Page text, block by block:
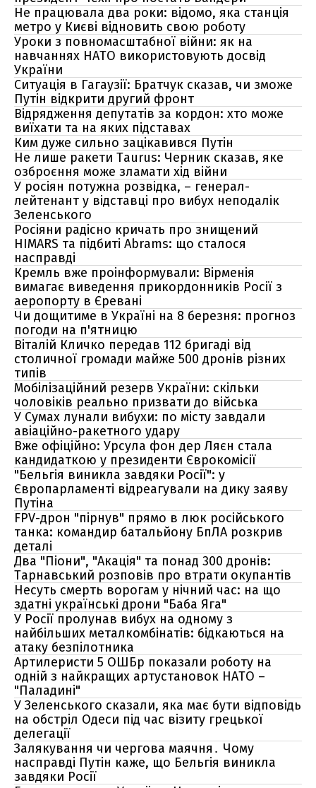
Не працювала два роки: відомо, яка станція
метро у Києві відновить свою роботу
Уроки з повномасштабної війни: як на
навчаннях НАТО використовують досвід
України
Ситуація в Гагаузії: Братчук сказав, чи зможе
Путін відкрити другий фронт
Відрядження депутатів за кордон: хто може
виїхати та на яких підставах
Ким дуже сильно зацікавився Путін
Не лише ракети Taurus: Черник сказав, яке
озброєння може зламати хід війни
У росіян потужна розвідка, – генерал-
лейтенант у відставці про вибух неподалік
Зеленського
Росіяни радісно кричать про знищений
HIMARS та підбиті Abrams: що сталося
насправді
Кремль вже проінформували: Вірменія
вимагає виведення прикордонників Росії з
аеропорту в Єревані
Чи дощитиме в Україні на 8 березня: прогноз
погоди на п'ятницю
Віталій Кличко передав 112 бригаді від
столичної громади майже 500 дронів різних
типів
Мобілізаційний резерв України: скільки
чоловіків реально призвати до війська
У Сумах лунали вибухи: по місту завдали
авіаційно-ракетного удару
Вже офіційно: Урсула фон дер Ляєн стала
кандидаткою у президенти Єврокомісії
"Бельгія виникла завдяки Росії": у
Європарламенті відреагували на дику заяву
Путіна
FPV-дрон "пірнув" прямо в люк російського
танка: командир батальйону БпЛА розкрив
деталі
Два "Піони", "Акація" та понад 300 дронів:
Тарнавський розповів про втрати окупантів
Несуть смерть ворогам у нічний час: на що
здатні українські дрони "Баба Яга"
У Росії пролунав вибух на одному з
найбільших металкомбінатів: бідкаються на
атаку безпілотника
Артилеристи 5 ОШБр показали роботу на
одній з найкращих артустановок НАТО –
"Паладині"
У Зеленського сказали, яка має бути відповідь
на обстріл Одеси під час візиту грецької
делегації
Залякування чи чергова маячня․ Чому
насправді Путін каже, що Бельгія виникла
завдяки Росії